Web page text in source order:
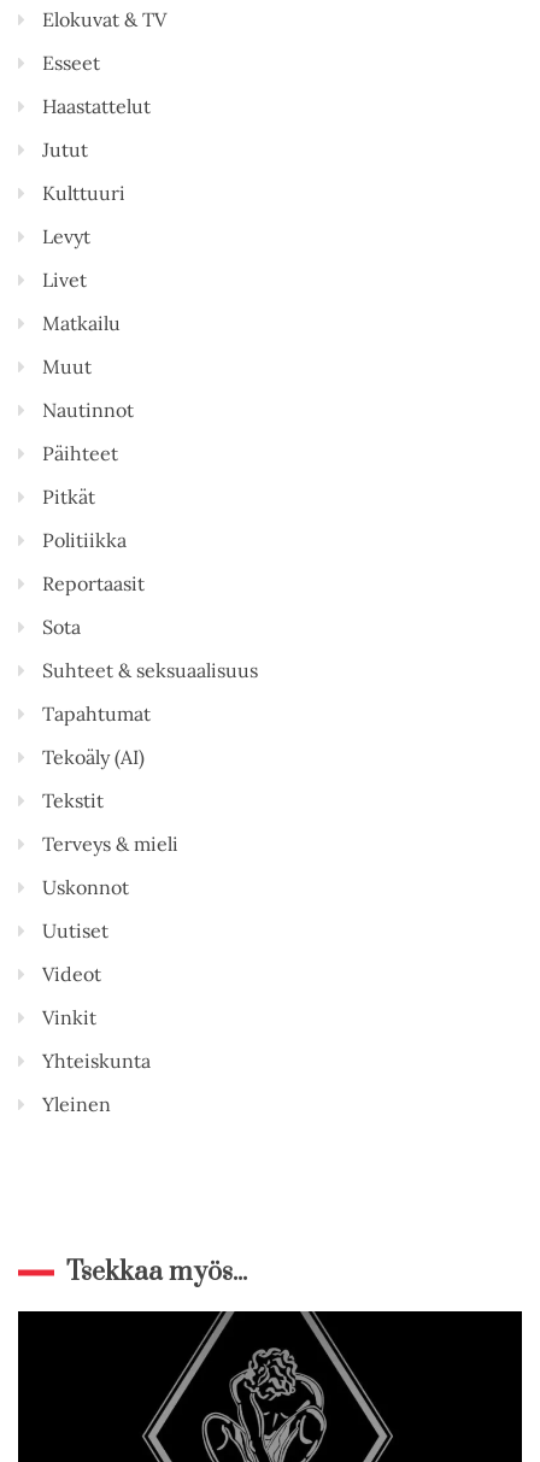
Elokuvat & TV
Esseet
Haastattelut
Jutut
Kulttuuri
Levyt
Livet
Matkailu
Muut
Nautinnot
Päihteet
Pitkät
Politiikka
Reportaasit
Sota
Suhteet & seksuaalisuus
Tapahtumat
Tekoäly (AI)
Tekstit
Terveys & mieli
Uskonnot
Uutiset
Videot
Vinkit
Yhteiskunta
Yleinen
Tsekkaa myös...